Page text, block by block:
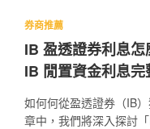
券商推薦
IB 盈透證券利息怎
IB 閒置資金利息完
如何何從盈透證券（IB
章中，我們將深入探討